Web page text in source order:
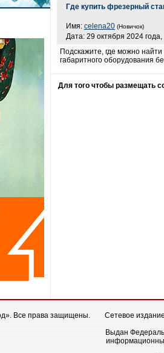
Где купить фрезерный
Имя: celena20 (Новичок)
Дата: 29 октября 2024
Подскажите, где можно
габаритного оборудования
Для того чтобы размещать
Все права защищены.
Сетевое
Выдан